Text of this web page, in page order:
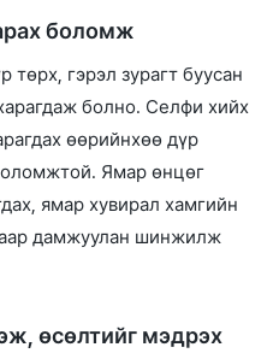
боломж
төрх, гэрэл зурагт буусан
болно. Селфи хийх
өөрийнхөө дүр
Ямар өнцөг
ямар хувирал хамгийн
дамжуулан шинжилж
өсөлтийг мэдрэх